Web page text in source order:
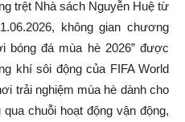
trệt Nhà sách Nguyễn Huệ từ
không gian chương
bóng đá mùa hè 2026” được
khí sôi động của FIFA World
trải nghiệm mùa hè dành cho
chuỗi hoạt động vận động,